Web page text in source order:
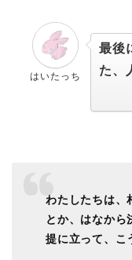
はいたっち
最後
た、
わたしたちは、
とか、はなから
提に立って、こ